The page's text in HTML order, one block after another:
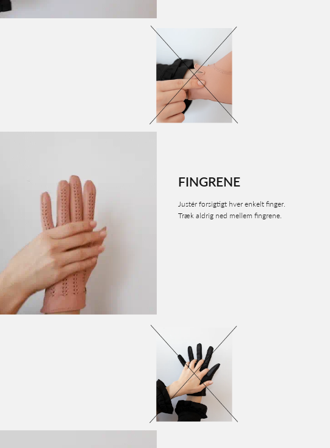
FINGRENE
Justér forsigtigt hver enkelt finger.
Træk aldrig ned mellem fingrene.